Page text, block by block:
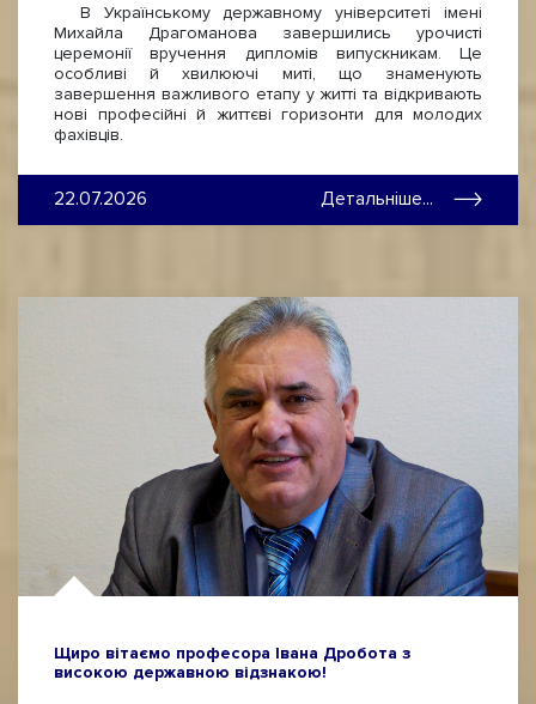
В Українському державному університеті імені
Михайла Драгоманова завершились урочисті
церемонії вручення дипломів випускникам. Це
особливі й хвилюючі миті, що знаменують
завершення важливого етапу у житті та відкривають
нові професійні й життєві горизонти для молодих
фахівців.
22.07.2026 Детальніше...
Щиро вітаємо професора Івана Дробота з
високою державною відзнакою!